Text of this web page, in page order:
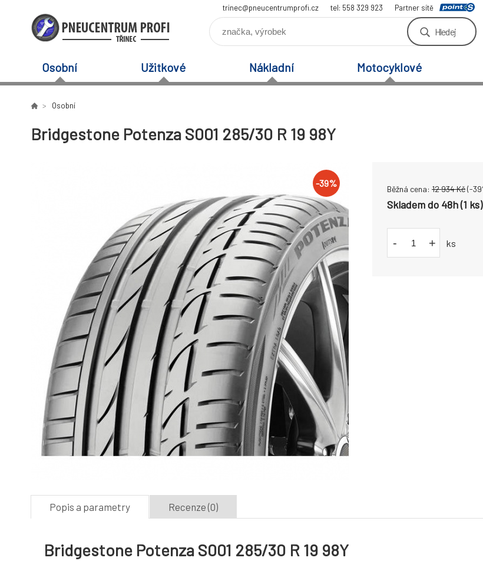
trinec@pneucentrumprofi.cz tel: 558 329 923 Partner sítě
Hledej
Osobní Užitkové Nákladní Motocyklové
Osobní
Bridgestone Potenza S001 285/30 R 19 98Y
-39%
Běžná cena: 12 934Kč(-39
Skladem do 48h (1 ks)
- + ks
Popis a parametry Recenze (0)
Bridgestone Potenza S001 285/30 R 19 98Y